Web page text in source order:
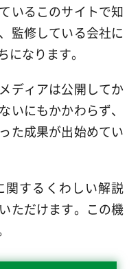
いるこのサイトで知
監修している会社に
なります。
ディアは公開してか
いにもかかわらず、
た成果が出始めてい
関するくわしい解説
ただけます。この機